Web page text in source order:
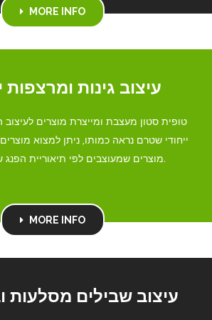
MORE INFO
עיצוב גינות ומרצפות
טופית סטון מעצבת ומייצרת מוצרים לעיצוב
ייחודי שטרם נראה כמותו, ניתן למצוא
מוצרים שמעוצבים לפי תיאוריית הפנג שואי ותורת הזן.
MORE INFO
עיצוב שבילים מסלעות